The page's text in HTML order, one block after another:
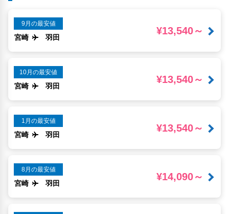
9月の最安値
宮崎 羽田
¥13,540～
10月の最安値
宮崎 羽田
¥13,540～
1月の最安値
宮崎 羽田
¥13,540～
8月の最安値
宮崎 羽田
¥14,090～